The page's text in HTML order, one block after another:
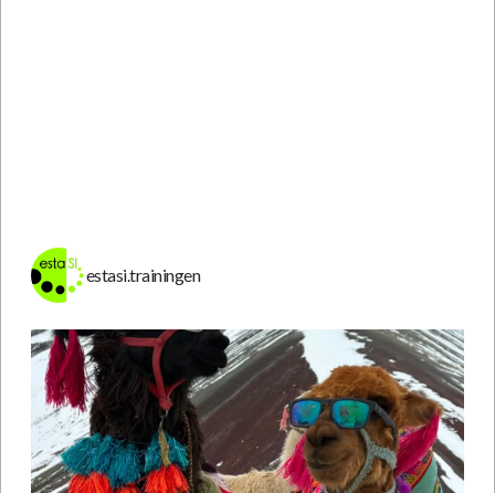
estasi.trainingen